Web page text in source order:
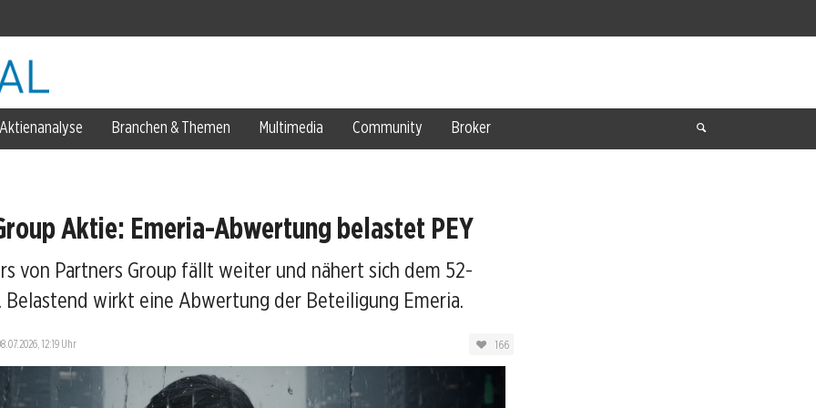
ins Metall flieht
gesichert
Aktienanalyse Branchen & Themen Multimedia Community Broker
Aktie: Emeria-Abwertung belastet PEY
von Partners Group fällt weiter und nähert sich dem 52-
Belastend wirkt eine Abwertung der Beteiligung Emeria.
12:19 Uhr 166